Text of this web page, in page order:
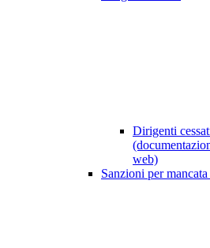
Dirigenti
web)
Sanzioni per